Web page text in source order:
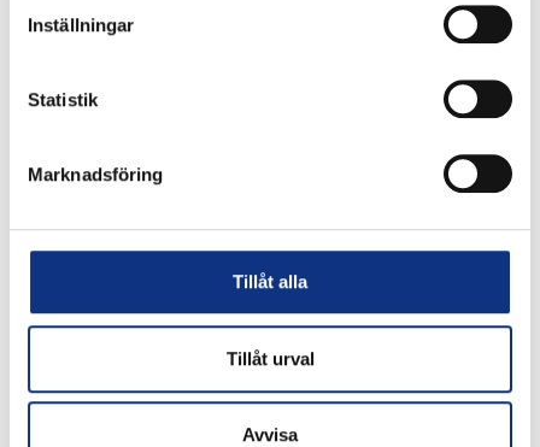
Inställningar
Statistik
Marknadsföring
Tillåt alla
Tillåt urval
Avvisa
Stabes nyhetsbrev
Genom att klicka på “Signa upp” dig bekräftar du